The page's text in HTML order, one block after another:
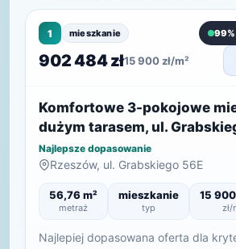
1 mieszkanie 99%
902 484 zł15 900 zł/m²
Komfortowe 3-pokojowe
dużym tarasem, ul.
Najlepsze dopasowanie
Rzeszów, ul. Grabskiego 56E
56,76 m²
metraż
mieszkanie
typ
15
zł/
Najlepiej dopasowana oferta dla